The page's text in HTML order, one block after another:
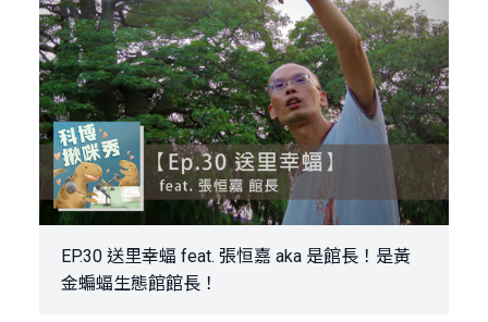
EP.30 送里幸蝠 feat. 張恒嘉 aka 是館長！是黃
金蝙蝠生態館館長！